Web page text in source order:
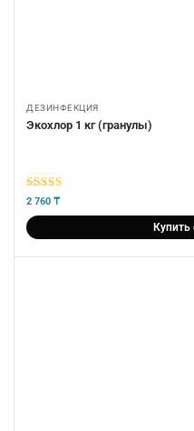
ДЕЗИНФЕКЦИЯ
Экохлор 1 кг (гранулы)
5 из 5
2 760 ₸
Купить